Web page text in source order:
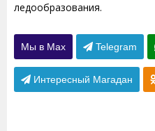
ледообразования.
Мы в Max Telegram
Интересный Магадан